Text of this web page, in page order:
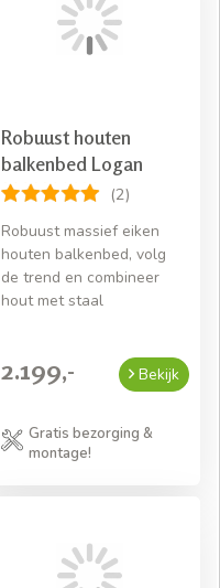
Robuust houten
balkenbed Logan
(2)
Robuust massief eiken
houten balkenbed, volg
de trend en combineer
hout met staal
2.199,- Bekijk
Gratis bezorging &
montage!